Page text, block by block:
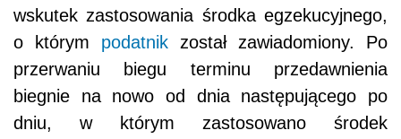
wskutek zastosowania środka egzekucyjnego,
o którym podatnik został zawiadomiony. Po
przerwaniu biegu terminu przedawnienia
biegnie na nowo od dnia następującego po
dniu, w którym zastosowano środek